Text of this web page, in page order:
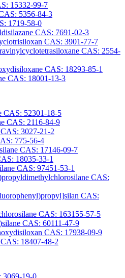
15332-99-7
5356-84-3
1719-58-0
CAS: 7691-02-3
CAS: 3901-77-7
CAS: 2554-
CAS: 18293-85-1
CAS: 18001-13-3
CAS: 52301-18-5
CAS: 2116-84-9
3027-21-2
775-56-4
CAS: 17146-09-7
18035-33-1
CAS: 97451-53-1
CAS:
CAS:
CAS: 163155-57-5
CAS: 60111-47-9
CAS: 17938-09-9
18407-48-2
3069-19-0